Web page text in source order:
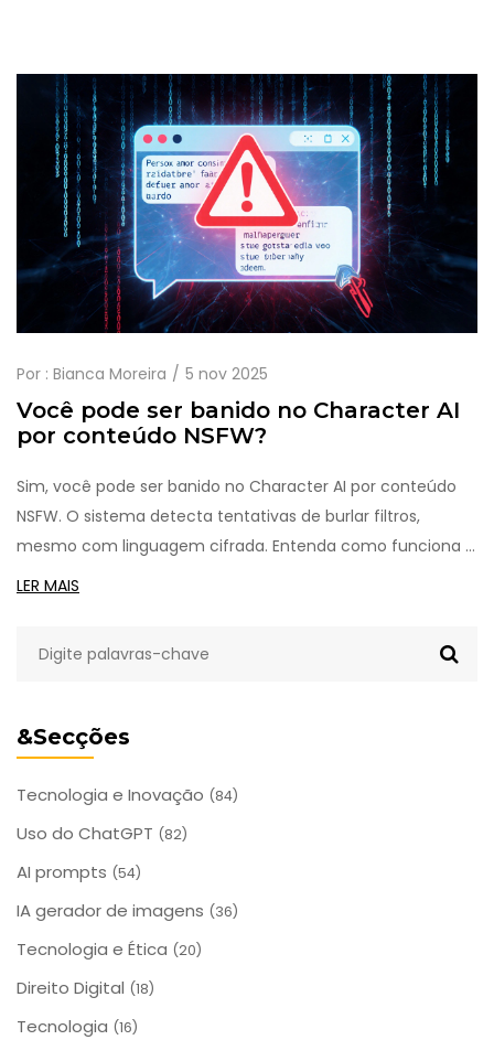
&Secções
Tecnologia e Inovação (84)
Uso do ChatGPT (82)
AI prompts (54)
IA gerador de imagens (36)
Tecnologia e Ética (20)
Direito Digital (18)
Tecnologia (16)
Por : Bianca Moreira 5 nov 2025
Você pode ser banido no Character AI
por conteúdo NSFW?
Sim, você pode ser banido no Character AI por conteúdo
NSFW. O sistema detecta tentativas de burlar filtros,
mesmo com linguagem cifrada. Entenda como funciona o
banimento e como criar personagens intensos sem cruzar
LER MAIS